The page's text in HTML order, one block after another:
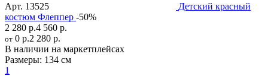
Арт. 13525
Детский красный
костюм Флеппер -50%
2 280 р.4 560 р.
от 0 р.2 280 р.
В наличии на маркетплейсах
Размеры: 134 см
1